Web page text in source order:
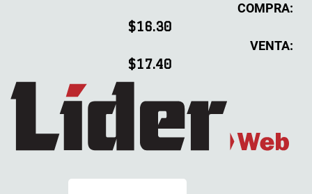
COMPRA:
$16.30
VENTA:
$17.40